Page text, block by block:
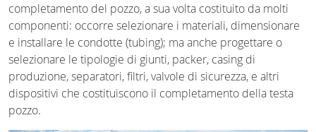
completamento del pozzo, a sua volta costituito da molti
componenti: occorre selezionare i materiali, dimensionare
e installare le condotte (tubing); ma anche progettare o
selezionare le tipologie di giunti, packer, casing di
produzione, separatori, filtri, valvole di sicurezza, e altri
dispositivi che costituiscono il completamento della testa
pozzo.